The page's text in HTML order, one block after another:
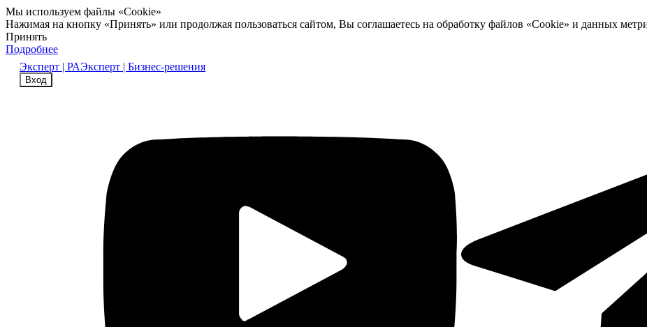
Мы используем файлы «Cookie»
Нажимая на кнопку «Принять» или продолжая пользоваться сайтом, Вы соглашаетесь на обработку файлов «Cookie» и данных
Принять
Подробнее
Эксперт | РАЭксперт | Бизнес-решения
Вход